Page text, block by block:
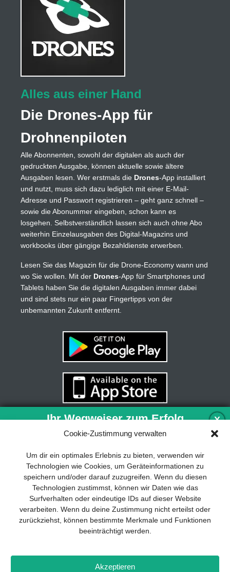
Cookie-Zustimmung verwalten
Um dir ein optimales Erlebnis zu bieten, verwenden wir
Technologien wie Cookies, um Geräteinformationen zu
speichern und/oder darauf zuzugreifen. Wenn du diesen
Technologien zustimmst, können wir Daten wie das
Surfverhalten oder eindeutige IDs auf dieser Website
verarbeiten. Wenn du deine Zustimmung nicht erteilst oder
zurückziehst, können bestimmte Merkmale und Funktionen
beeinträchtigt werden.
Akzeptieren
Alles aus einer Hand
Die Drones-App für
Drohnenpiloten
Alle Abonnenten, sowohl der digitalen als auch der
gedruckten Ausgabe, können aktuelle sowie ältere
Ausgaben lesen. Wer erstmals die Drones-App installiert
und nutzt, muss sich dazu lediglich mit einer E-Mail-
Adresse und Passwort registrieren – geht ganz schnell –
sowie die Abonummer eingeben, schon kann es
losgehen. Selbstverständlich lassen sich auch ohne Abo
weiterhin Einzelausgaben des Digital-Magazins und
workbooks über gängige Bezahldienste erwerben.
Lesen Sie das Magazin für die Drone-Economy wann und
wo Sie wollen. Mit der Drones-App für Smartphones und
Tablets haben Sie die digitalen Ausgaben immer dabei
und sind stets nur ein paar Fingertipps von der
unbemannten Zukunft entfernt.
Impressum Datenschutz Kontakt Drones+
Magazin-
Mediadaten
X
Ihr Wegweiser zum Erfolg
nachhaltigen Geschäftsmodells sind für
jedes Unternehmen unverzichtbar. Das
Business Model Canvas hilft, sich dabei
auf das Wesentliche zu konzentrieren
und stets im Blick zu behalten, worauf es
wirklich ankommt.
Abonnieren Sie unseren kostenlosen
herunter: „Vom Produkt zum Business: